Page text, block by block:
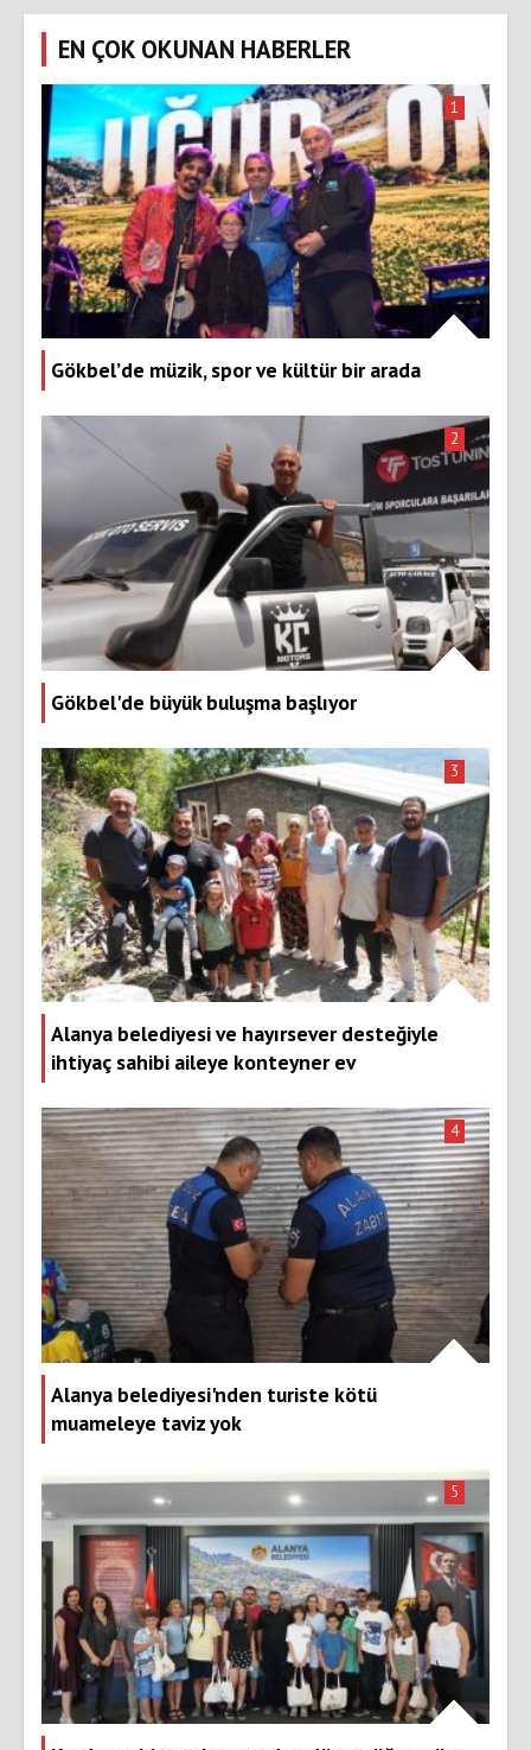
EN ÇOK OKUNAN HABERLER
Gökbel’de müzik, spor ve kültür bir arada
1
Gökbel'de büyük buluşma başlıyor
2
Alanya belediyesi ve hayırsever desteğiyle
ihtiyaç sahibi aileye konteyner ev
3
Alanya belediyesi'nden turiste kötü
muameleye taviz yok
4
5